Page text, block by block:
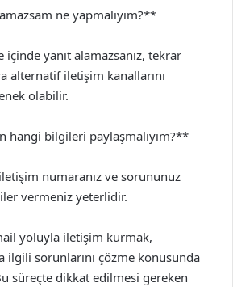
ne yapmalıyım?**
yanıt alamazsanız, tekrar
alternatif iletişim kanallarını
olabilir.
hangi bilgileri paylaşmalıyım?**
iletişim numaranız ve sorununuz
vermeniz yeterlidir.
yoluyla iletişim kurmak,
ilgili sorunlarını çözme konusunda
süreçte dikkat edilmesi gereken